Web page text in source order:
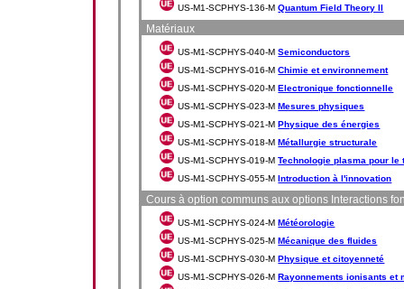
US-M1-SCPHYS-136-MQuantum Field Theory II
Matériaux
US-M1-SCPHYS-040-MSemiconductors
US-M1-SCPHYS-016-MChimie et environnement
US-M1-SCPHYS-020-MElectronique fonctionnelle
US-M1-SCPHYS-023-MMesures physiques
US-M1-SCPHYS-021-MPhysique des énergies
US-M1-SCPHYS-018-MMétallurgie structurale
US-M1-SCPHYS-019-MTechnologie plasma pour
US-M1-SCPHYS-055-MIntroduction à l'innovation
Cours à option communs aux options Interactions
US-M1-SCPHYS-024-MMétéorologie
US-M1-SCPHYS-025-MMécanique des fluides
US-M1-SCPHYS-030-MPhysique et citoyenneté
US-M1-SCPHYS-026-MRayonnements ionisants et